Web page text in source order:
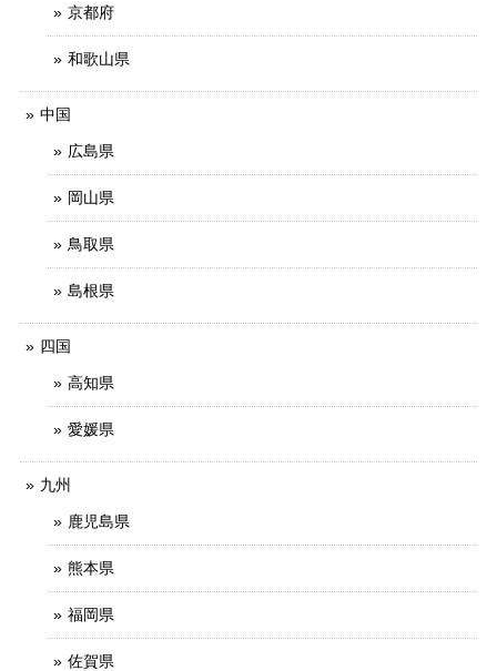
京都府
和歌山県
中国
広島県
岡山県
鳥取県
島根県
四国
高知県
愛媛県
九州
鹿児島県
熊本県
福岡県
佐賀県